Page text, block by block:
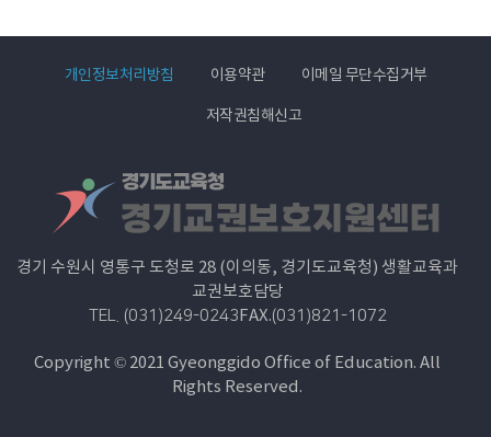
개인정보처리방침 이용약관 이메일 무단수집거부
저작권침해신고
경기 수원시 영통구 도청로 28 (이의동, 경기도교육청) 생활교육과
교권보호담당
TEL. (031)249-0243FAX.(031)821-1072
Copyright © 2021 Gyeonggido Office of Education. All
Rights Reserved.